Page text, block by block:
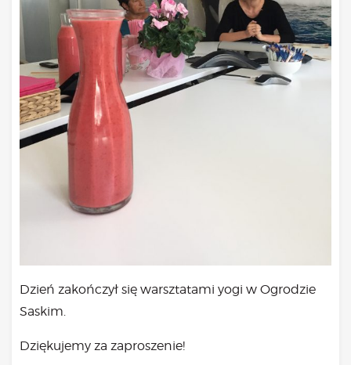
Dzień zakończył się warsztatami yogi w Ogrodzie
Saskim.
Dziękujemy za zaproszenie!